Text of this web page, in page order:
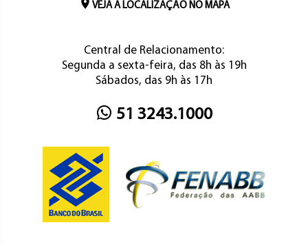
VEJA A LOCALIZAÇÃO NO MAPA
Central de Relacionamento:
Segunda a sexta-feira, das 8h às 19h
Sábados, das 9h às 17h
51 3243.1000